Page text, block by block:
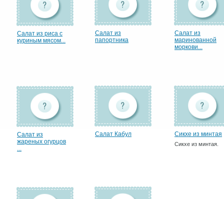
Салат из риса с
куриным мясом...
Салат из
папортника
Салат из
маринованной
моркови...
Салат из
жареных огурцов
...
Салат Кабул Сикхе из минтая
Сикхе из минтая.